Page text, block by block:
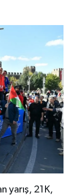
yarış, 21K,